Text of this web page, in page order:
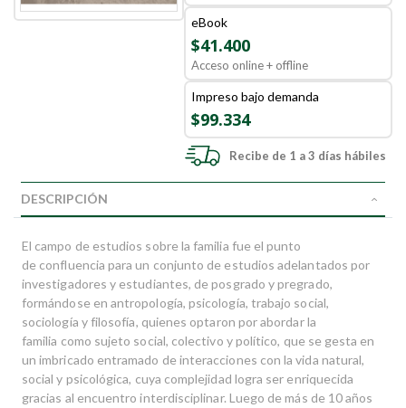
eBook
$41.400
Acceso online + offline
Impreso bajo demanda
$99.334
Recibe de 1 a 3 días hábiles
DESCRIPCIÓN
El campo de estudios sobre la familia fue el punto
de confluencia para un conjunto de estudios adelantados por
investigadores y estudiantes, de posgrado y pregrado,
formándose en antropología, psicología, trabajo social,
sociología y filosofía, quienes optaron por abordar la
familia como sujeto social, colectivo y político, que se gesta en
un imbricado entramado de interacciones con la vida natural,
social y psicológica, cuya complejidad logra ser enriquecida
gracias al encuentro interdisciplinar. Luego de más de 10 años